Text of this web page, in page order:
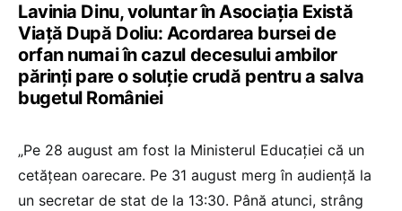
Lavinia Dinu, voluntar în Asociația Există
Viață După Doliu: Acordarea bursei de
orfan numai în cazul decesului ambilor
părinți pare o soluție crudă pentru a salva
bugetul României
„Pe 28 august am fost la Ministerul Educației că un
cetățean oarecare. Pe 31 august merg în audiență la
un secretar de stat de la 13:30. Până atunci, strâng